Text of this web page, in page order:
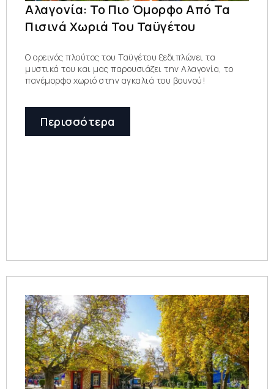
Αλαγονία: Το Πιο Όμορφο Από Τα
Πισινά Χωριά Του Ταϋγέτου
Ο ορεινός πλούτος του Ταϋγέτου ξεδιπλώνει τα
μυστικά του και μας παρουσιάζει την Αλαγονία, το
πανέμορφο χωριό στην αγκαλιά του βουνού!
Περισσότερα